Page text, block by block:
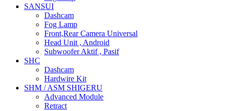
SANSUI
Dashcam
Fog Lamp
Front,Rear Camera Universal
Head Unit , Android
Subwoofer Aktif , Pasif
SHC
Dashcam
Hardwire Kit
SHM / ASM SHIGERU
Advanced Module
Retract